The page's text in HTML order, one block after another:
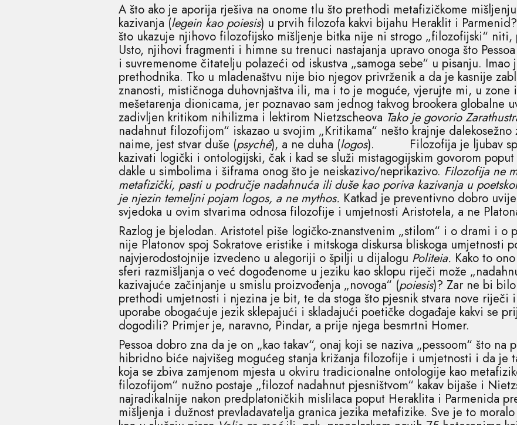
A što ako je aporija rješiva na onome tlu što prethodi metafizičkome
kazivanja (legein kao poiesis) u prvih filozofa kakvi bijahu Heraklit i
što ukazuje njihovo filozofijsko mišljenje bitka nije ni strogo „filozofijski“ niti,
Usto, njihovi fragmenti i himne su trenuci nastajanja upravo onoga što
i suvremenome čitatelju polazeći od iskustva „samoga sebe“ u pisanju. Imao
prethodnika. Tko u mladenaštvu nije bio njegov privrženik a da je kasnije
znanosti, mističnoga duhovnjaštva ili, ma i to je moguće, vjerujte mi, u zone
mešetarenja dionicama, jer poznavao sam jednog takvog brookera globalne
zadivljen kritikom nihilizma i lektirom Nietzscheova Tako je govorio
nadahnut filozofijom“ iskazao u svojim „Kritikama“ nešto krajnje
naime, jest stvar duše (psyché), a ne duha (logos). Filozofija je ljubav
kazivati logički i ontologijski, čak i kad se služi mistagogijskim govorom
dakle u simbolima i šiframa onog što je neiskazivo/neprikazivo. Filozofija ne
metafizički, pasti u područje nadahnuća ili duše kao poriva kazivanja u
je njezin temeljni pojam logos, a ne mythos. Katkad je preventivno dobro
svjedoka u ovim stvarima odnosa filozofije i umjetnosti Aristotela, a ne
Razlog je bjelodan. Aristotel piše logičko-znanstvenim „stilom“ i o drami i o
nije Platonov spoj Sokratove eristike i mitskoga diskursa bliskoga umjetnosti
najvjerodostojnije izvedeno u alegoriji o špilji u dijalogu Politeia. Kako to
sferi razmišljanja o već dogođenome u jeziku kao sklopu riječi može
kazivajuće začinjanje u smislu proizvođenja „novoga“ (poiesis)? Zar ne bi
prethodi umjetnosti i njezina je bit, te da stoga što pjesnik stvara nove riječi
uporabe obogaćuje jezik sklepajući i skladajući poetičke događaje kakvi se
dogodili? Primjer je, naravno, Pindar, a prije njega besmrtni Homer.
Pessoa dobro zna da je on „kao takav“, onaj koji se naziva „pessoom“ što na
hibridno biće najvišeg mogućeg stanja križanja filozofije i umjetnosti i da je
koja se zbiva zamjenom mjesta u okviru tradicionalne ontologije kao
filozofijom“ nužno postaje „filozof nadahnut pjesništvom“ kakav bijaše i
najradikalnije nakon predplatoničkih mislilaca poput Heraklita i Parmenida
mišljenja i dužnost prevladavatelja granica jezika metafizike. Sve je to